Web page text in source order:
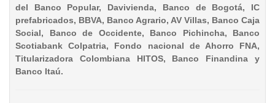
del Banco Popular, Davivienda, Banco de Bogotá, IC
prefabricados, BBVA, Banco Agrario, AV Villas, Banco Caja
Social, Banco de Occidente, Banco Pichincha, Banco
Scotiabank Colpatria, Fondo nacional de Ahorro FNA,
Titularizadora Colombiana HITOS, Banco Finandina y
Banco Itaú.